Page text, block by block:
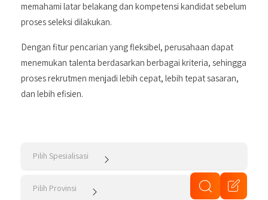
memahami latar belakang dan kompetensi kandidat sebelum
proses seleksi dilakukan.
Dengan fitur pencarian yang fleksibel, perusahaan dapat
menemukan talenta berdasarkan berbagai kriteria, sehingga
proses rekrutmen menjadi lebih cepat, lebih tepat sasaran,
dan lebih efisien.
Pilih Spesialisasi
Pilih Provinsi